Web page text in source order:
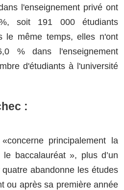
l'enseignement privé ont
soit 191 000 étudiants
le même temps, elles n'ont
% dans l'enseignement
d'étudiants à l'université
:
«concerne principalement la
baccalauréat », plus d’un
abandonne les études
ou après sa première année